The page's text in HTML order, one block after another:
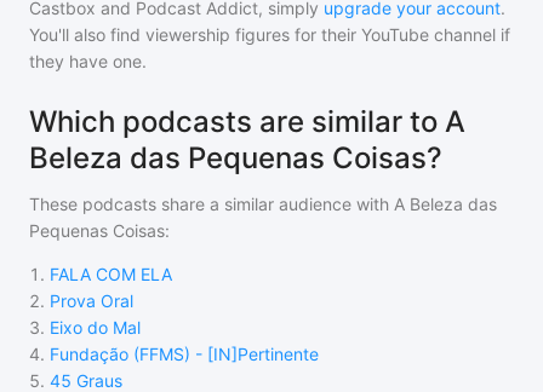
Castbox and Podcast Addict, simply upgrade your account.
You'll also find viewership figures for their YouTube channel if
they have one.
Which podcasts are similar to A
Beleza das Pequenas Coisas?
These podcasts share a similar audience with A Beleza das
Pequenas Coisas:
1 . FALA COM ELA
2. Prova Oral
3. Eixo do Mal
4. Fundação (FFMS) - [IN]Pertinente
5. 45 Graus